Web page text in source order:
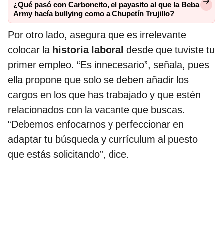
¿Qué pasó con Carboncito, el payasito al que la Beba
Army hacía bullying como a Chupetín Trujillo?
Por otro lado, asegura que es irrelevante
colocar la historia laboral desde que tuviste tu
primer empleo. “Es innecesario”, señala, pues
ella propone que solo se deben añadir los
cargos en los que has trabajado y que estén
relacionados con la vacante que buscas.
“Debemos enfocarnos y perfeccionar en
adaptar tu búsqueda y currículum al puesto
que estás solicitando”, dice.